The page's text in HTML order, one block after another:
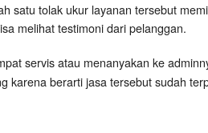
satu tolak ukur layanan tersebut
melihat testimoni dari pelanggan.
servis atau menanyakan ke
karena berarti jasa tersebut sudah